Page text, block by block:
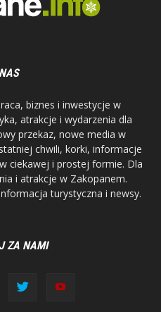
biznes i inwestycje w
atrakcje i wydarzenia dla
przekaz, nowe media w
chwili, korki, informacje
ciekawej i prostej formie. Dla
i atrakcje w Zakopanem.
turystyczna i newsy.
ZA NAMI